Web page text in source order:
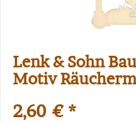
Lenk & Sohn
Motiv
2,60 € *